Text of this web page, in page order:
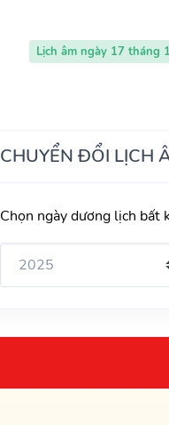
Lịch âm ngày 17 tháng 1
CHUYỂN ĐỔI LỊCH
Chọn ngày dương lịch bất